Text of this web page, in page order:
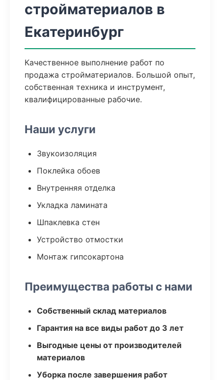
стройматериалов в
Екатеринбург
Качественное выполнение работ по
продажа стройматериалов. Большой опыт,
собственная техника и инструмент,
квалифицированные рабочие.
Наши услуги
Звукоизоляция
Поклейка обоев
Внутренняя отделка
Укладка ламината
Шпаклевка стен
Устройство отмостки
Монтаж гипсокартона
Преимущества работы с нами
Собственный склад материалов
Гарантия на все виды работ до 3 лет
Выгодные цены от производителей
материалов
Уборка после завершения работ